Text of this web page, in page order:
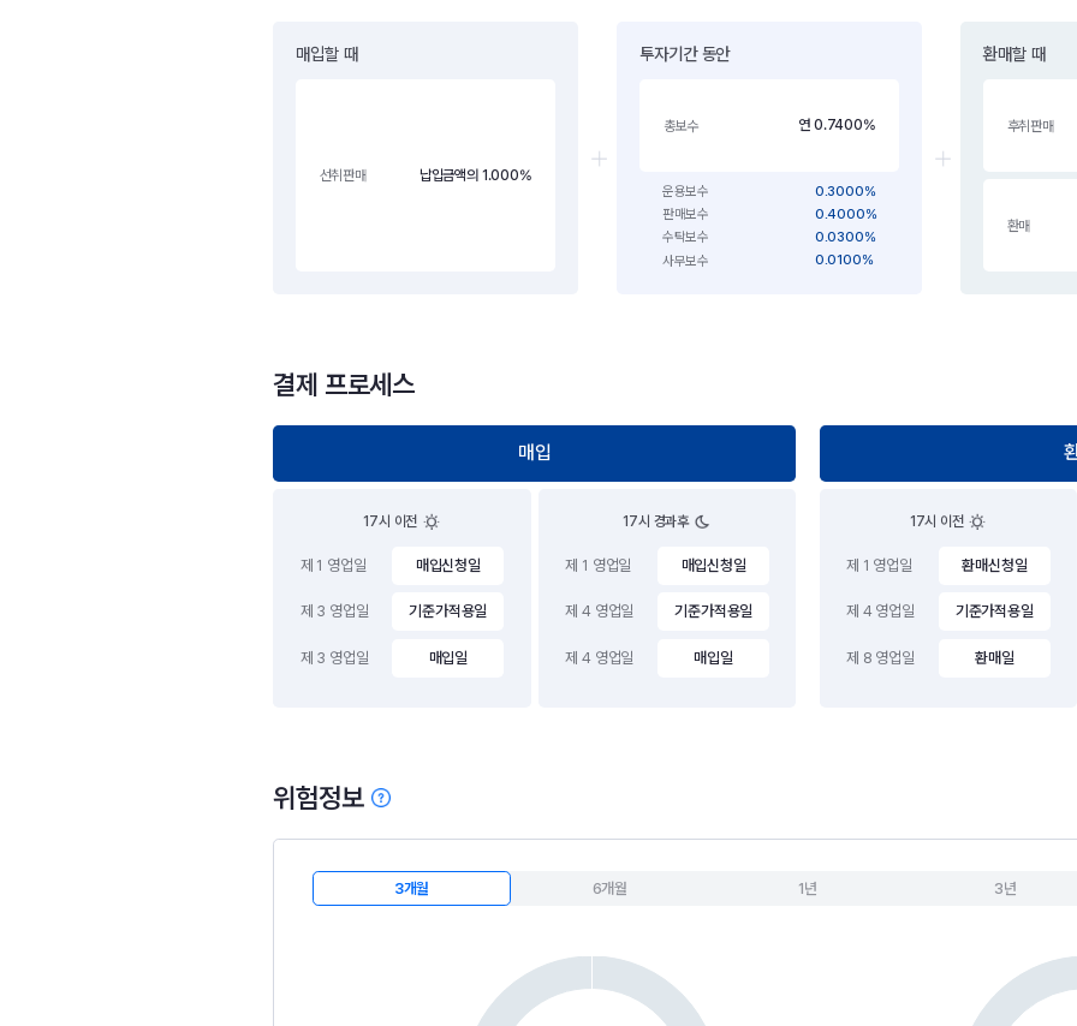
매입할 때
선취판매 납입금액의 1.000%
투자기간 동안
총보수 연 0.7400%
운용보수
0.3000%
판매보수
0.4000%
수탁보수
0.0300%
사무보수
0.0100%
환매할 때
후취판매
환매
결제 프로세스
매입
17시 이전
제 1 영업일 매입신청일
제 3 영업일 기준가적용일
제 3 영업일 매입일
17시 경과후
제 1 영업일 매입신청일
제 4 영업일 기준가적용일
제 4 영업일 매입일
17시 이전
제 1 영업일 환매신청일
제 4 영업일 기준가적용일
제 8 영업일 환매일
위험정보
3개월 6개월 1년 3년